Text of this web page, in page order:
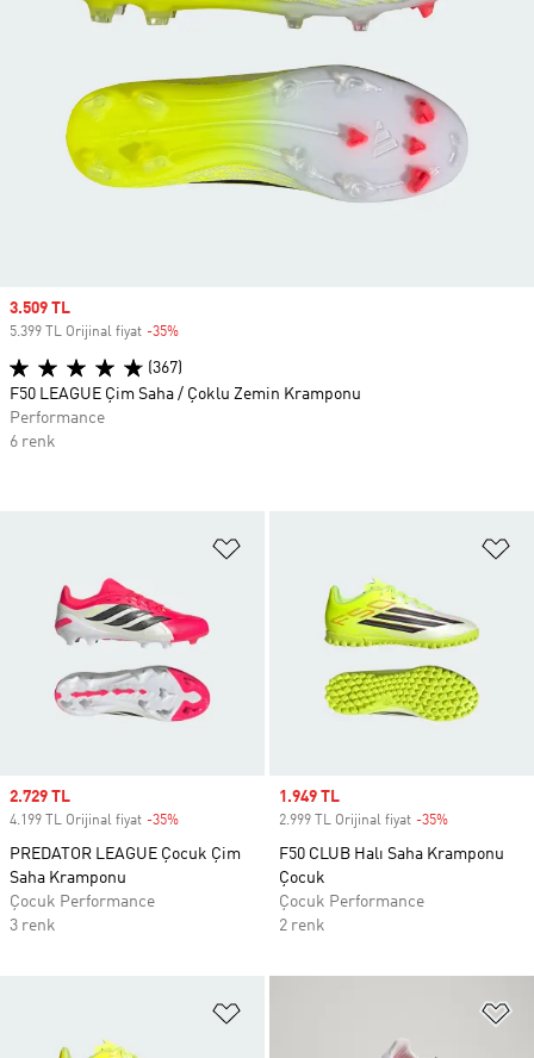
Sale price
2.729 TL
4.199 TL Orijinal fiyat -35%
PREDATOR LEAGUE Çocuk Çim
Saha Kramponu
Çocuk Performance
3 renk
Sale price
1.949 TL
2.999 TL Orijinal fiyat -35%
F50 CLUB Halı Saha Kramponu
Çocuk
Çocuk Performance
2 renk
Sale price
3.509 TL
5.399 TL Orijinal fiyat -35%
(367)
F50 LEAGUE Çim Saha / Çoklu Zemin Kramponu
Performance
6 renk